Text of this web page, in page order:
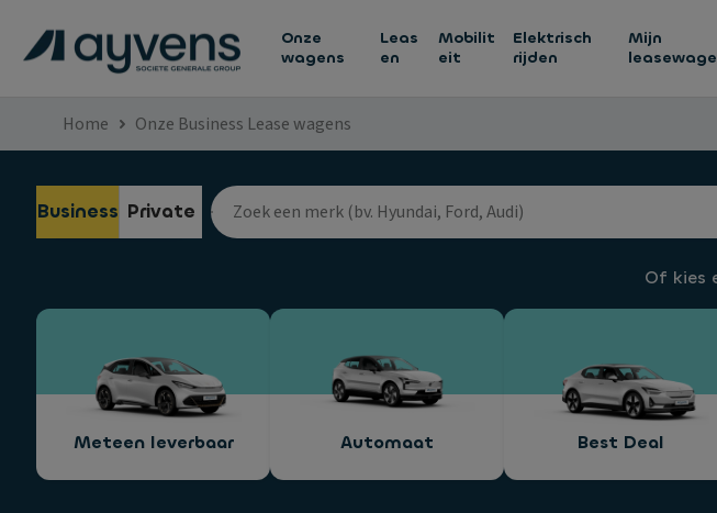
Onze
wagens
Leas
en
Mobilit
eit
Elektrisch
rijden
Mijn
Home Onze Business Lease wagens
Business Private
Of kies
Meteen leverbaar Automaat Best Deal